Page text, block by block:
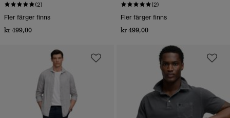
(2)
Fler färger finns
kr 499,00
(2)
Fler färger finns
kr 499,00